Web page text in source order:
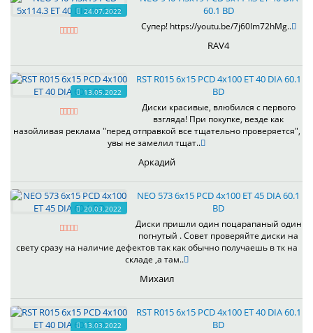
24.07.2022
60.1 BD
Супер! https://youtu.be/7j60Im72hMg..
RAV4
13.05.2022
RST R015 6x15 PCD 4x100 ET 40 DIA 60.1
BD
Диски красивые, влюбился с первого
взгляда! При покупке, везде как
назойливая реклама "перед отправкой все тщательно проверяется",
увы не замелил тщат..
Аркадий
20.03.2022
NEO 573 6x15 PCD 4x100 ET 45 DIA 60.1
BD
Диски пришли один поцарапаный один
погнутый . Совет проверяйте диски на
свету сразу на наличие дефектов так как обычно получаешь в тк на
складе ,а там..
Михаил
13.03.2022
RST R015 6x15 PCD 4x100 ET 40 DIA 60.1
BD